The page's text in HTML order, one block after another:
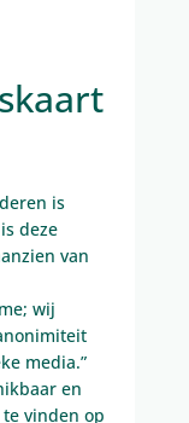
is
deze
van
wij
media.”
en
vinden op